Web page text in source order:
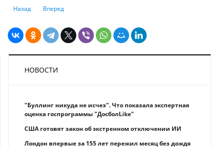
Предыдущий: Как избавиться от долгов по микрозаймам, если нечем
Назад Следующий: Что нужно знать, перед тем как стать
Вперед
НОВОСТИ
"Буллинг никуда не исчез". Что показала экспертная
оценка госпрограммы "ДосболLike"
США готовят закон об экстренном отключении ИИ
Лондон впервые за 155 лет пережил месяц без дождя